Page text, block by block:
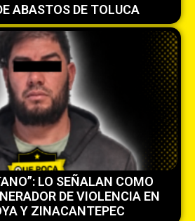
ABASTOS DE TOLUCA
LO SEÑALAN COMO
DE VIOLENCIA EN
Y ZINACANTEPEC